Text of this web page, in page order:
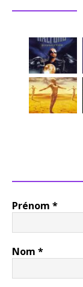
Prénom *
Nom *